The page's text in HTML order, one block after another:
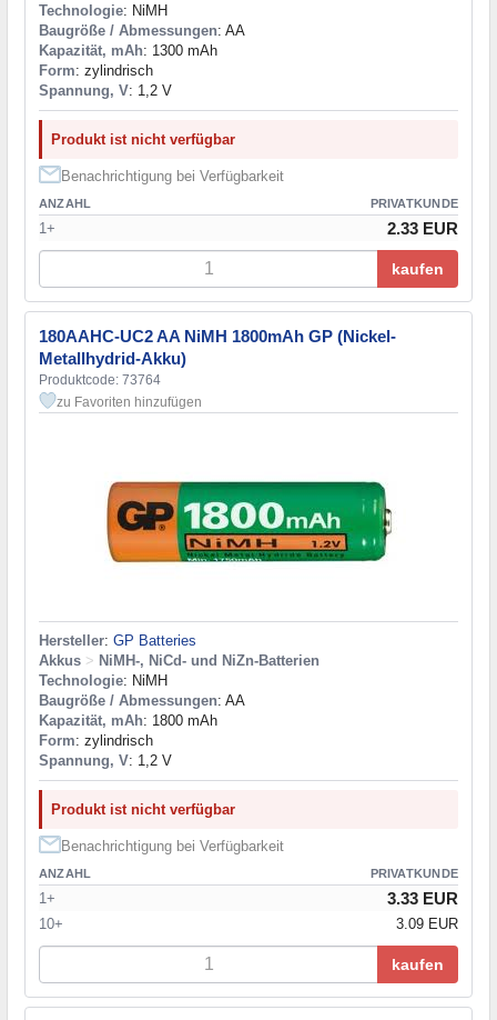
Technologie: NiMH
Baugröße / Abmessungen: AA
Kapazität, mAh: 1300 mAh
Form: zylindrisch
Spannung, V: 1,2 V
Produkt ist nicht verfügbar
Benachrichtigung bei Verfügbarkeit
ANZAHL PRIVATKUNDE
1+ 2.33 EUR
kaufen
180AAHC-UC2 AA NiMH 1800mAh GP (Nickel-
Metallhydrid-Akku)
Produktcode: 73764
zu Favoriten hinzufügen
Hersteller: GP Batteries
Akkus > NiMH-, NiCd- und NiZn-Batterien
Technologie: NiMH
Baugröße / Abmessungen: AA
Kapazität, mAh: 1800 mAh
Form: zylindrisch
Spannung, V: 1,2 V
Produkt ist nicht verfügbar
Benachrichtigung bei Verfügbarkeit
ANZAHL PRIVATKUNDE
1+ 3.33 EUR
10+ 3.09 EUR
kaufen